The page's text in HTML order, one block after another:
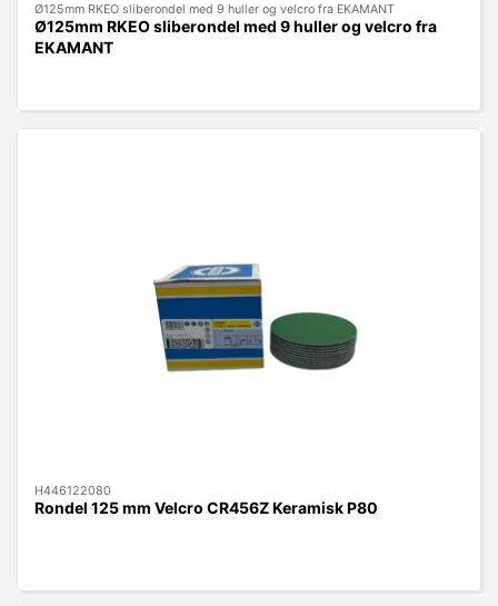
Ø125mm RKEO sliberondel med 9 huller og velcro fra EKAMANT
Ø125mm RKEO sliberondel med 9 huller og velcro fra
EKAMANT
H446122080
Rondel 125 mm Velcro CR456Z Keramisk P80